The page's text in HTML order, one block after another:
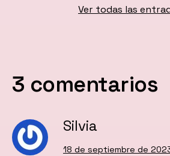
Ver todas las
3 comentarios
Silvia
18 de septiembre de